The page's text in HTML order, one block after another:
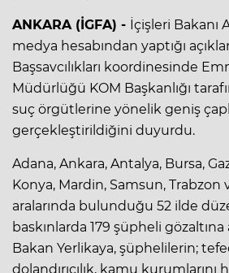
ANKARA (İGFA) - İçişleri Bakanı
medya hesabından yaptığı
Başsavcılıkları koordinesinde
Müdürlüğü KOM Başkanlığı
suç örgütlerine yönelik geniş
gerçekleştirildiğini duyurdu.
Adana, Ankara, Antalya, Bursa,
Konya, Mardin, Samsun, Trabzon
aralarında bulunduğu 52 ilde
baskınlarda 179 şüpheli gözaltına
Bakan Yerlikaya, şüphelilerin;
dolandırıcılık, kamu kurumlarını